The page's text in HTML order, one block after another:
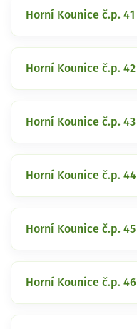
Horní Kounice č.p. 41
Horní Kounice č.p. 42
Horní Kounice č.p. 43
Horní Kounice č.p. 44
Horní Kounice č.p. 45
Horní Kounice č.p. 46